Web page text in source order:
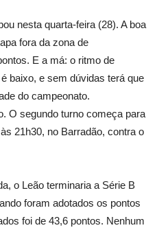
nesta quarta-feira (28). A boa
fora da zona de
E a má: o ritmo de
baixo, e sem dúvidas terá que
do campeonato.
O segundo turno começa para
21h30, no Barradão, contra o
o Leão terminaria a Série B
foram adotados os pontos
foi de 43,6 pontos. Nenhum